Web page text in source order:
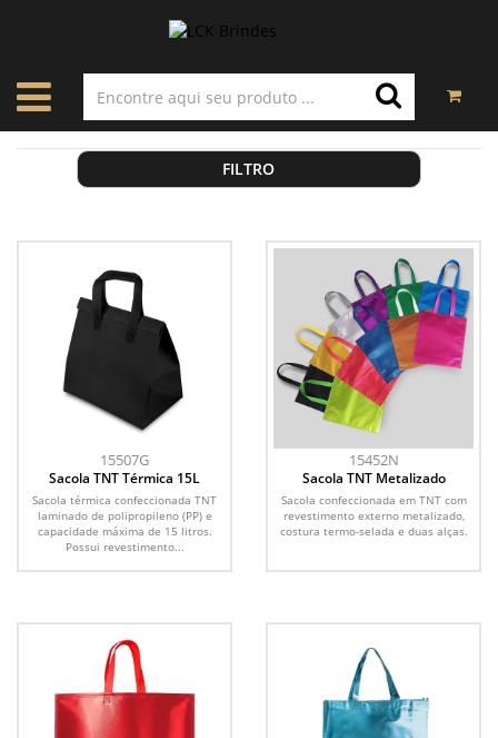
FILTRO
15507G
Sacola TNT Térmica 15L
Sacola térmica confeccionada TNT
laminado de polipropileno (PP) e
capacidade máxima de 15 litros.
Possui revestimento...
15452N
Sacola TNT Metalizado
Sacola confeccionada em TNT com
revestimento externo metalizado,
costura termo-selada e duas alças.